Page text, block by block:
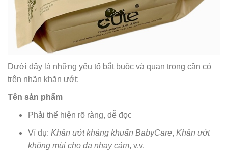
Dưới đây là những yếu tố bắt buộc và quan trọng cần có
trên nhãn khăn ướt:
Tên sản phẩm
Phải thể hiện rõ ràng, dễ đọc
Ví dụ: Khăn ướt kháng khuẩn BabyCare, Khăn ướt
không mùi cho da nhạy cảm, v.v.